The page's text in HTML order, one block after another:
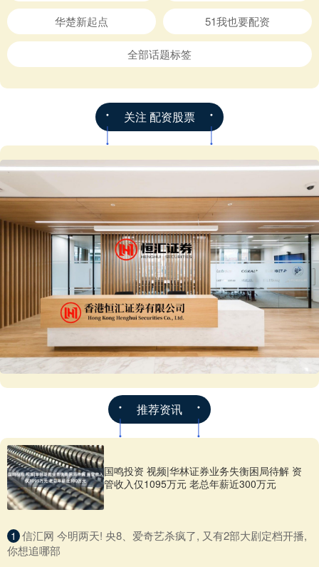
华楚新起点 51我也要配资
全部话题标签
关注 配资股票
推荐资讯
国鸣投资 视频|华林证券业务失衡困局待解 资
管收入仅1095万元 老总年薪近300万元
1 ​信汇网 今明两天! 央8、爱奇艺杀疯了, 又有2部大剧定档开播,
你想追哪部